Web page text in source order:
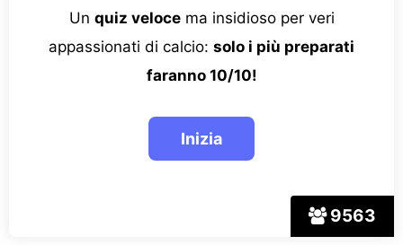
9563
Un quiz velocema insidioso per veri
appassionati di calcio: solo i più preparati
faranno 10/10!